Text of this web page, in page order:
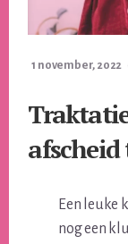
1 november, 2022
Een leuke
nog een